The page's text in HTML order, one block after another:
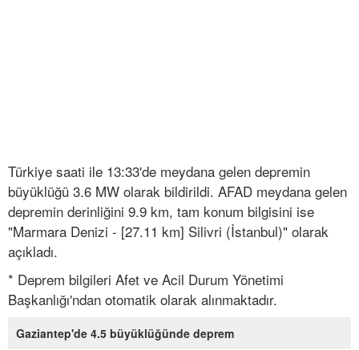
Türkiye saati ile 13:33'de meydana gelen depremin
büyüklüğü 3.6 MW olarak bildirildi. AFAD meydana gelen
depremin derinliğini 9.9 km, tam konum bilgisini ise
"Marmara Denizi - [27.11 km] Silivri (İstanbul)" olarak
açıkladı.
* Deprem bilgileri Afet ve Acil Durum Yönetimi
Başkanlığı'ndan otomatik olarak alınmaktadır.
Gaziantep'de 4.5 büyüklüğünde deprem